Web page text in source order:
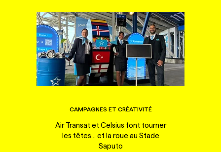
CAMPAGNES ET CRÉATIVITÉ
Air Transat et Celsius font tourner
les têtes... et la roue au Stade
Saputo